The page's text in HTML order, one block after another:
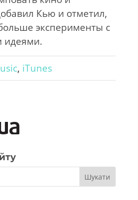
Кью и отметил,
эксперименты с
идеями.
, iTunes